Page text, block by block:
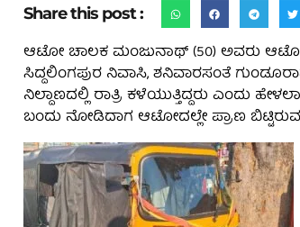
Share this post :
ಆಟೋ ಚಾಲಕ ಮಂಜುನಾಥ್ (50) ಅವರು
ಸಿದ್ದಲಿಂಗಪುರ ನಿವಾಸಿ, ಶನಿವಾರಸಂತೆ
ನಿಲ್ದಾಣದಲ್ಲಿ ರಾತ್ರಿ ಕಳೆಯುತ್ತಿದ್ದರು ಎಂದು
ಬಂದು ನೋಡಿದಾಗ ಆಟೋದಲ್ಲೇ ಪ್ರಾಣ